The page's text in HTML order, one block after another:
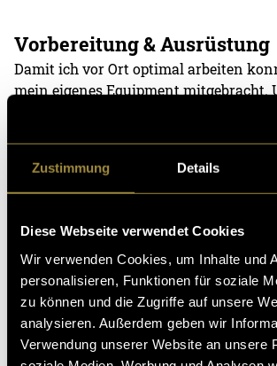
Zustimmung Details
Diese Webseite verwendet Cookies
Wir verwenden Cookies, um Inhalte und
personalisieren, Funktionen für soziale
zu können und die Zugriffe auf unsere
analysieren. Außerdem geben wir
Verwendung unserer Website an unsere
Vorbereitung & Ausrüstung
Damit ich vor Ort optimal arbeiten
mein eigenes Equipment mitgebracht.
eine Sony a7 III, ein Sigma 70–200
ein Funkset Lavalier Rode Link und
mm Objektiv und ein stabiles Stativ